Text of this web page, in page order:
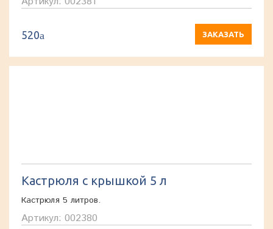
520a ЗАКАЗАТЬ
Кастрюля с крышкой 5 л
Кастрюля 5 литров.
Артикул: 002380